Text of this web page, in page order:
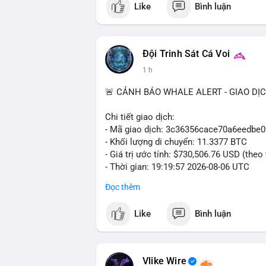
- Vùng Entry: $6.4500 - $6.4800
- Mục tiêu chốt lời (Take Profit - TP):
Lời khuyên quản trị vốn: Khối lượng lệnh
sau khi vào lệnh để bảo vệ tài khoản
#shortavax #avax6450 #bearishavax
Like Bình luận
Đội Trinh Sát Cá Voi
1 h
🚨 CẢNH BÁO WHALE ALERT - GIAO
Chi tiết giao dịch:
- Mã giao dịch:
- Khối lượng di chuyển: 11.3377 BTC
- Giá trị ước tính: $730,506.76 USD (theo
- Thời gian: 19:19:57 2026-08-06 UTC
Giao dịch 11.3377 BTC trị giá hơn 730
phải dòng tiền tổ chức khổng lồ. Hành
phản ánh hai kịch bản: hoặc cá voi
chuyển này không tạo áp lực bán đáng
Đọc thêm
Like Bình luận
Vlike Wire